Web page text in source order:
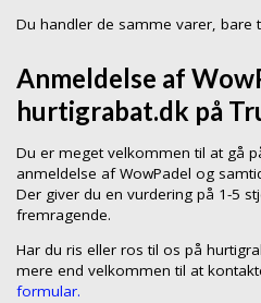
Du handler de samme varer, bare
Anmeldelse af
hurtigrabat.dk på
Du er meget velkommen til at gå
anmeldelse af WowPadel og
Der giver du en vurdering på 1-5
fremragende.
Har du ris eller ros til os på
mere end velkommen til at
formular.